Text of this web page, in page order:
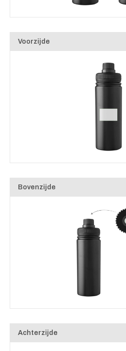
Voorzijde
Bovenzijde
Achterzijde